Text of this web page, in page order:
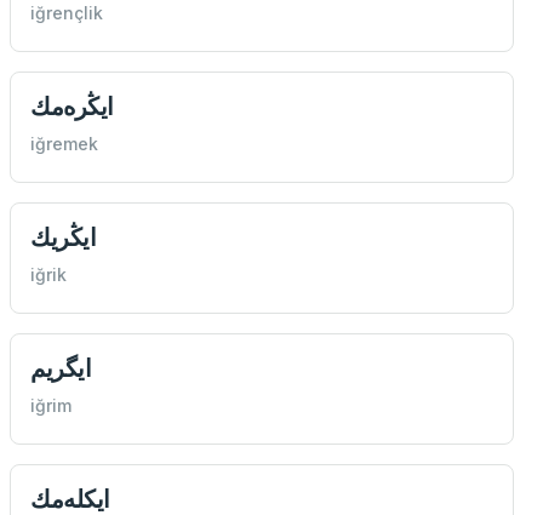
iğrençlik
ايڭره‌مك
iğremek
ايڭريك
iğrik
ايگريم
iğrim
ايكله‌مك